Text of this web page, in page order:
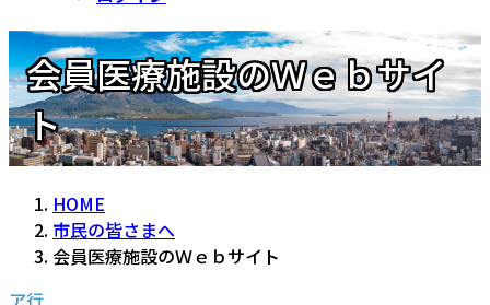
プ
動
会員医療施設のＷｅｂサイ
ト
HOME
市民の皆さまへ
会員医療施設のＷｅｂサイト
ア行